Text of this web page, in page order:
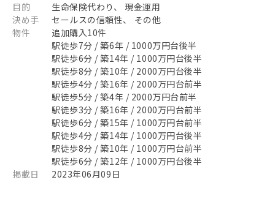
目的
生命保険代わり、 現金運用
決め手
セールスの信頼性、 その他
物件
追加購入10件
駅徒歩7分 / 築6年 / 1000万円台後半
駅徒歩6分 / 築14年 / 1000万円台後半
駅徒歩8分 / 築10年 / 2000万円台後半
駅徒歩4分 / 築16年 / 2000万円台前半
駅徒歩5分 / 築4年 / 2000万円台前半
駅徒歩3分 / 築16年 / 2000万円台前半
駅徒歩6分 / 築15年 / 1000万円台前半
駅徒歩4分 / 築14年 / 1000万円台後半
駅徒歩8分 / 築10年 / 1000万円台前半
駅徒歩6分 / 築12年 / 1000万円台後半
掲載日
2023年06月09日